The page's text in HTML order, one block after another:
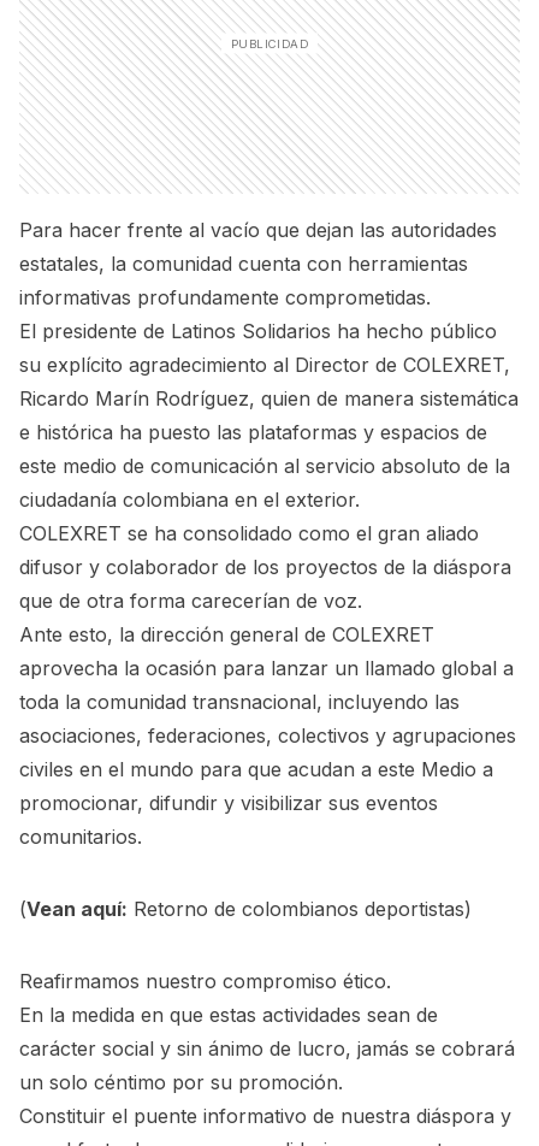
Para hacer frente al vacío que dejan las autoridades
estatales, la comunidad cuenta con herramientas
informativas profundamente comprometidas.
El presidente de Latinos Solidarios ha hecho público
su explícito agradecimiento al Director de COLEXRET,
Ricardo Marín Rodríguez, quien de manera sistemática
e histórica ha puesto las plataformas y espacios de
este medio de comunicación al servicio absoluto de la
ciudadanía colombiana en el exterior.
COLEXRET se ha consolidado como el gran aliado
difusor y colaborador de los proyectos de la diáspora
que de otra forma carecerían de voz.
Ante esto, la dirección general de COLEXRET
aprovecha la ocasión para lanzar un llamado global a
toda la comunidad transnacional, incluyendo las
asociaciones, federaciones, colectivos y agrupaciones
civiles en el mundo para que acudan a este Medio a
promocionar, difundir y visibilizar sus eventos
comunitarios.
(Vean aquí: Retorno de colombianos deportistas)
Reafirmamos nuestro compromiso ético.
En la medida en que estas actividades sean de
carácter social y sin ánimo de lucro, jamás se cobrará
un solo céntimo por su promoción.
Constituir el puente informativo de nuestra diáspora y